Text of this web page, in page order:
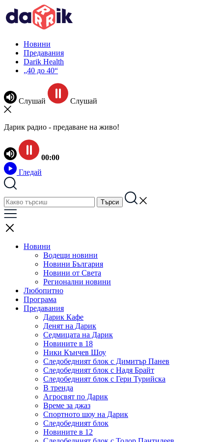
Новини
Предавания
Darik Health
„40 до 40“
Слушай Слушай
Дарик радио - предаване на живо!
00:00
Гледай
Новини
Водещи новини
Новини България
Новини от Света
Регионални новини
Любопитно
Програма
Предавания
Дарик Кафе
Денят на Дарик
Седмицата на Дарик
Новините в 18
Ники Кънчев Шоу
Следобедният блок с Димитър Панев
Следобедният блок с Надя Брайт
Следобедният блок с Гери Турийска
В тренда
Агросвят по Дарик
Време за джаз
Спортното шоу на Дарик
Следобедният блок
Новините в 12